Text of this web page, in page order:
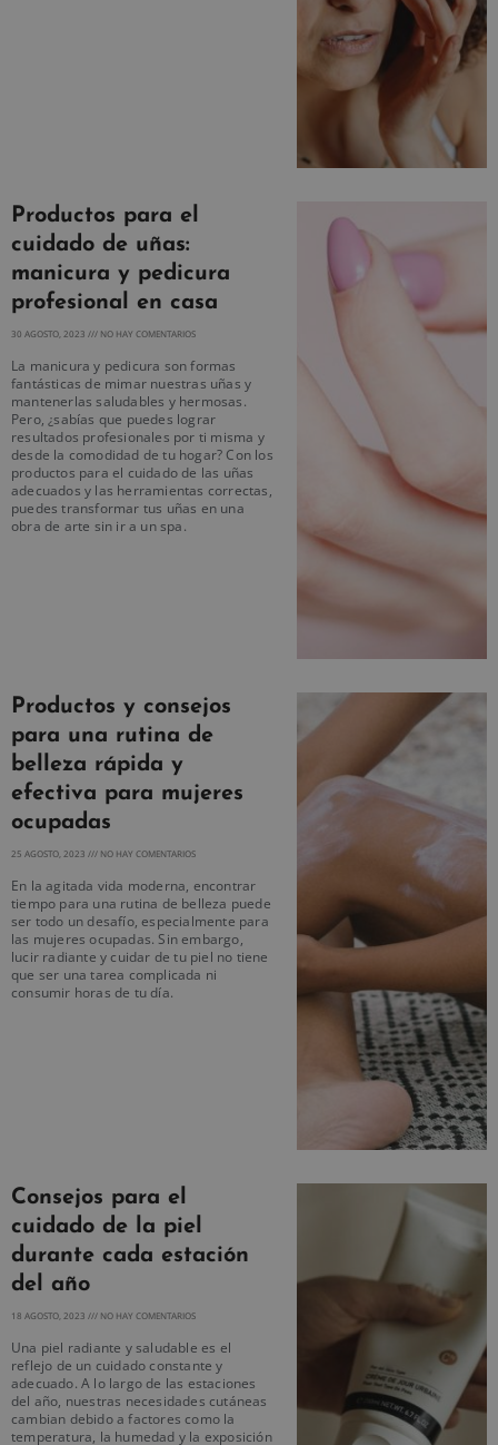
Productos para el
cuidado de uñas:
manicura y pedicura
profesional en casa
30 AGOSTO, 2023 NO HAY COMENTARIOS
La manicura y pedicura son formas
fantásticas de mimar nuestras uñas y
mantenerlas saludables y hermosas.
Pero, ¿sabías que puedes lograr
resultados profesionales por ti misma y
desde la comodidad de tu hogar? Con los
productos para el cuidado de las uñas
adecuados y las herramientas correctas,
puedes transformar tus uñas en una
obra de arte sin ir a un spa.
Productos y consejos
para una rutina de
belleza rápida y
efectiva para mujeres
ocupadas
25 AGOSTO, 2023 NO HAY COMENTARIOS
En la agitada vida moderna, encontrar
tiempo para una rutina de belleza puede
ser todo un desafío, especialmente para
las mujeres ocupadas. Sin embargo,
lucir radiante y cuidar de tu piel no tiene
que ser una tarea complicada ni
consumir horas de tu día.
Consejos para el
cuidado de la piel
durante cada estación
del año
18 AGOSTO, 2023 NO HAY COMENTARIOS
Una piel radiante y saludable es el
reflejo de un cuidado constante y
adecuado. A lo largo de las estaciones
del año, nuestras necesidades cutáneas
cambian debido a factores como la
temperatura, la humedad y la exposición